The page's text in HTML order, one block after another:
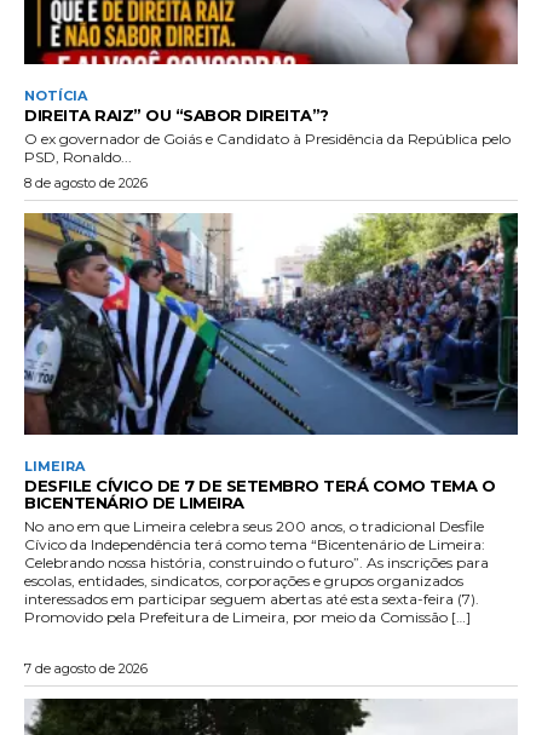
NOTÍCIA
DIREITA RAIZ” OU “SABOR DIREITA”?
O ex governador de Goiás e Candidato à Presidência da República pelo
PSD, Ronaldo...
8 de agosto de 2026
LIMEIRA
DESFILE CÍVICO DE 7 DE SETEMBRO TERÁ COMO TEMA O
BICENTENÁRIO DE LIMEIRA
No ano em que Limeira celebra seus 200 anos, o tradicional Desfile
Cívico da Independência terá como tema “Bicentenário de Limeira:
Celebrando nossa história, construindo o futuro”. As inscrições para
escolas, entidades, sindicatos, corporações e grupos organizados
interessados em participar seguem abertas até esta sexta-feira (7).
Promovido pela Prefeitura de Limeira, por meio da Comissão […]
7 de agosto de 2026